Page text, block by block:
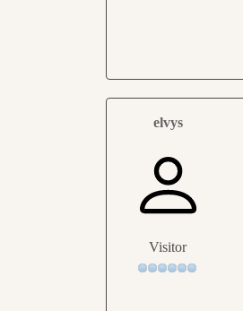
elvys
Visitor